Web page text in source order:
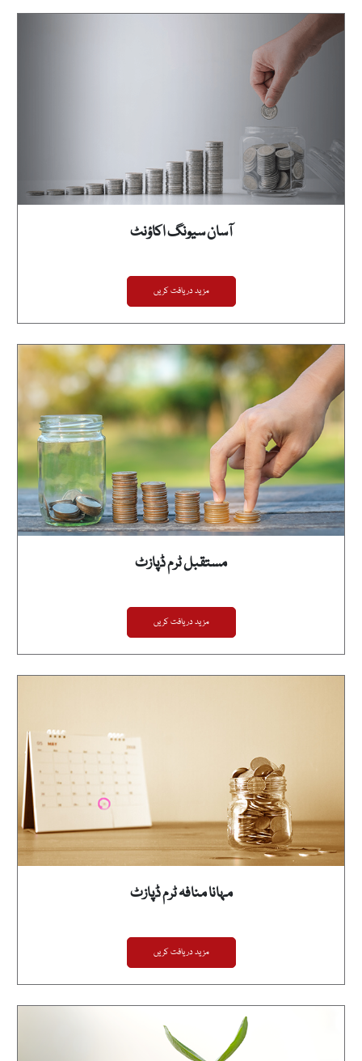
آسان سیونگ اکاؤنٹ
مزید دریافت کریں
مستقبل ٹرم ڈپازٹ
مزید دریافت کریں
مہانا منافہ ٹرم ڈپازٹ
مزید دریافت کریں